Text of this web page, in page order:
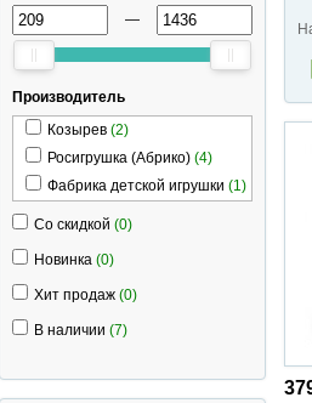
—
Производитель
Козырев (2)
Росигрушка (Абрико) (4)
Фабрика детской игрушки (1)
Со скидкой (0)
Новинка (0)
Хит продаж (0)
В наличии (7)